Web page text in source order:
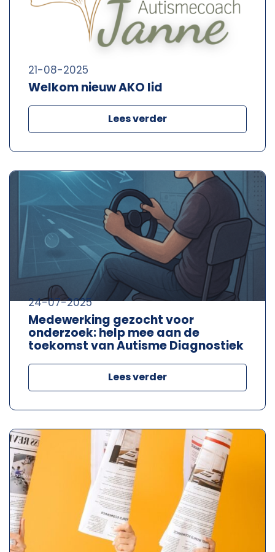
Welkom nieuw AKO lid
21-08-2025
Lees verder
Medewerking gezocht voor
onderzoek: help mee aan de
toekomst van Autisme Diagnostiek
24-07-2025
Lees verder